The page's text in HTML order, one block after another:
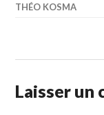
THÉO KOSMA
Laisser un